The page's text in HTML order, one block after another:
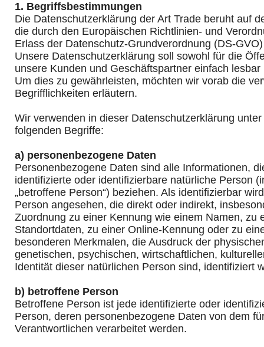
1. Begriffsbestimmungen
Die Datenschutzerklärung der Art Trade beruht auf
die durch den Europäischen Richtlinien- und
Erlass der Datenschutz-Grundverordnung (DS-
Unsere Datenschutzerklärung soll sowohl für die
unsere Kunden und Geschäftspartner einfach
Um dies zu gewährleisten, möchten wir vorab die
Begrifflichkeiten erläutern.
Wir verwenden in dieser Datenschutzerklärung
folgenden Begriffe:
a) personenbezogene Daten
Personenbezogene Daten sind alle Informationen,
identifizierte oder identifizierbare natürliche Person
„betroffene Person“) beziehen. Als identifizierbar
Person angesehen, die direkt oder indirekt,
Zuordnung zu einer Kennung wie einem Namen, zu
Standortdaten, zu einer Online-Kennung oder zu
besonderen Merkmalen, die Ausdruck der
genetischen, psychischen, wirtschaftlichen,
Identität dieser natürlichen Person sind, identifiziert
b) betroffene Person
Betroffene Person ist jede identifizierte oder
Person, deren personenbezogene Daten von dem
Verantwortlichen verarbeitet werden.